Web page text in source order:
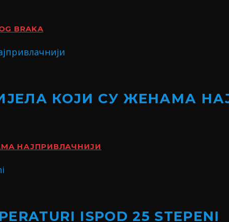
BRAKA
КОЈИ СУ ЖЕНАМА
НАЈПРИВЛАЧНИЈИ
ISPOD 25 STEPENI